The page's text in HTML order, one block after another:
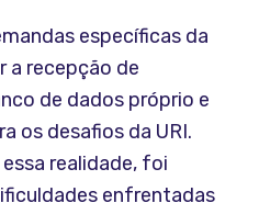
específicas da
a recepção de
de dados próprio e
os desafios da URI.
realidade, foi
enfrentadas